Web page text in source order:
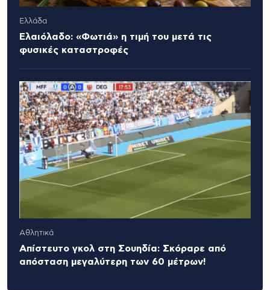
Ελλάδα
Ελαιόλαδο: «Φωτιά» η τιμή του μετά τις
φυσικές καταστροφές
Αθλητικά
Απίστευτο γκολ στη Σουηδία: Σκόραρε από
απόσταση μεγαλύτερη των 60 μέτρων!